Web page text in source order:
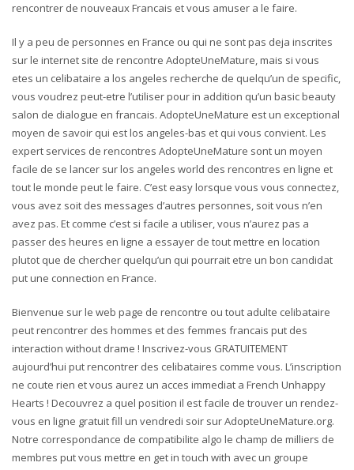
rencontrer de nouveaux Francais et vous amuser a le faire.
Il y a peu de personnes en France ou qui ne sont pas deja inscrites
sur le internet site de rencontre AdopteUneMature, mais si vous
etes un celibataire a los angeles recherche de quelqu’un de specific,
vous voudrez peut-etre l’utiliser pour in addition qu’un basic beauty
salon de dialogue en francais. AdopteUneMature est un exceptional
moyen de savoir qui est los angeles-bas et qui vous convient. Les
expert services de rencontres AdopteUneMature sont un moyen
facile de se lancer sur los angeles world des rencontres en ligne et
tout le monde peut le faire. C’est easy lorsque vous vous connectez,
vous avez soit des messages d’autres personnes, soit vous n’en
avez pas. Et comme c’est si facile a utiliser, vous n’aurez pas a
passer des heures en ligne a essayer de tout mettre en location
plutot que de chercher quelqu’un qui pourrait etre un bon candidat
put une connection en France.
Bienvenue sur le web page de rencontre ou tout adulte celibataire
peut rencontrer des hommes et des femmes francais put des
interaction without drame ! Inscrivez-vous GRATUITEMENT
aujourd’hui put rencontrer des celibataires comme vous. L’inscription
ne coute rien et vous aurez un acces immediat a French Unhappy
Hearts ! Decouvrez a quel position il est facile de trouver un rendez-
vous en ligne gratuit fill un vendredi soir sur AdopteUneMature.org.
Notre correspondance de compatibilite algo le champ de milliers de
membres put vous mettre en get in touch with avec un groupe